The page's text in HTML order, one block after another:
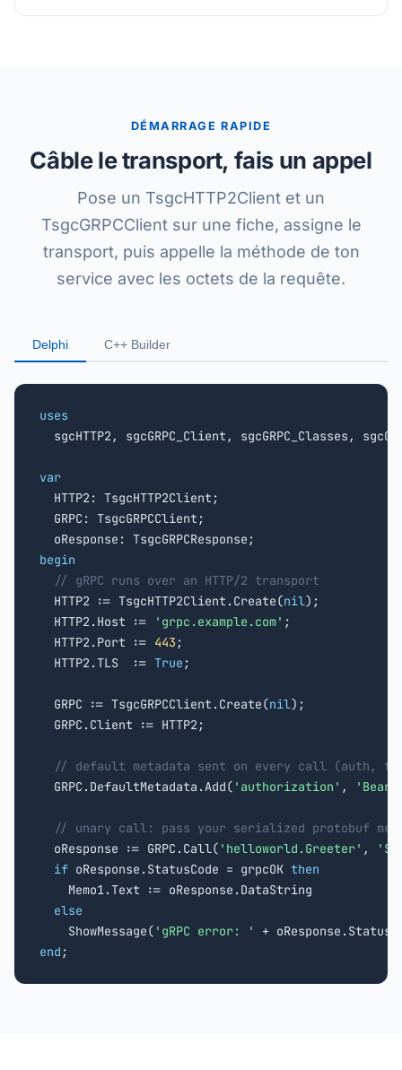
DÉMARRAGE RAPIDE
Câble le transport, fais un appel
Pose un TsgcHTTP2Client et un
TsgcGRPCClient sur une fiche, assigne le
transport, puis appelle la méthode de ton
service avec les octets de la requête.
Delphi C++ Builder
uses
sgcHTTP2, sgcGRPC_Client, sgcGRPC_Classes,
var
HTTP2: TsgcHTTP2Client;
  GRPC: TsgcGRPCClient;
begin
// gRPC runs over an HTTP/2 transport
  HTTP2 := TsgcHTTP2Client.Create(
nil);
  HTTP2.Host :=
'grpc.example.com' ;
  HTTP2.Port :=
443 ;
  HTTP2.TLS  :=
True ;
  GRPC := TsgcGRPCClient.Create(
nil);
  GRPC.Client := HTTP2;
// default metadata sent on every call (auth,
  GRPC.DefaultMetadata.Add(
'authorization' ,
// unary call: pass your serialized protobuf
  oResponse := GRPC.Call(
'helloworld.Greeter' ,
if oResponse.StatusCode = grpcOK then
    Memo1.Text := oResponse.DataString
else
    ShowMessage(
'gRPC error: '
end ;